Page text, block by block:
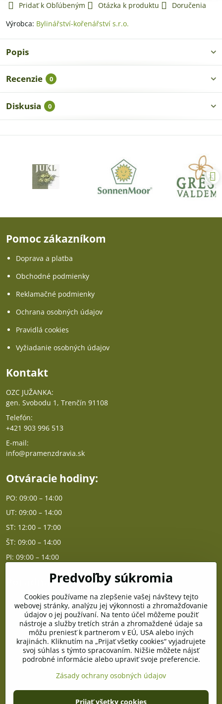
Pridať k Obľúbeným Otázka k produktu
Doručenia
Výrobca: Bylinářství-kořenářství s.r.o.
Popis
Recenzie 0
Diskusia 0
Pomoc zákazníkom
Doprava a platba
Obchodné podmienky
Reklamačné podmienky
Ochrana osobných údajov
Pravidlá cookies
Vyžiadanie osobných údajov
Kontakt
OZC JUŽANKA:
gen. Svobodu 1, Trenčín 91108
Telefón:
+421 903 996 513
E-mail:
info@pramenzdravia.sk
Otváracie hodiny:
PO: 09:00 – 14:00
UT: 09:00 – 14:00
ST: 12:00 – 17:00
ŠT: 09:00 – 14:00
PI: 09:00 – 14:00
PO - PIA od 10:00 do 14:00
Telefón poradňa:
+421 903 996 513
E-mail:
poradna@pramenzdravia.sk
©2026Copyright
Predvoľby súkromia
Cookies používame na zlepšenie vašej návštevy tejto
webovej stránky, analýzu jej výkonnosti a zhromažďovanie
údajov o jej používaní. Na tento účel môžeme použiť
nástroje a služby tretích strán a zhromaždené údaje sa
môžu preniesť k partnerom v EÚ, USA alebo iných
krajinách. Kliknutím na „Prijať všetky cookies“ vyjadrujete
svoj súhlas s týmto spracovaním. Nižšie môžete nájsť
podrobné informácie alebo upraviť svoje preferencie.
Zásady ochrany osobných údajov
Prijať všetky cookies